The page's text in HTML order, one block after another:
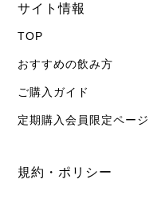
サイト情報
TOP
おすすめの飲み方
ご購入ガイド
定期購入会員限定ページ
規約・ポリシー